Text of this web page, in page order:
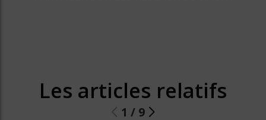
Les articles relatifs
1 / 9